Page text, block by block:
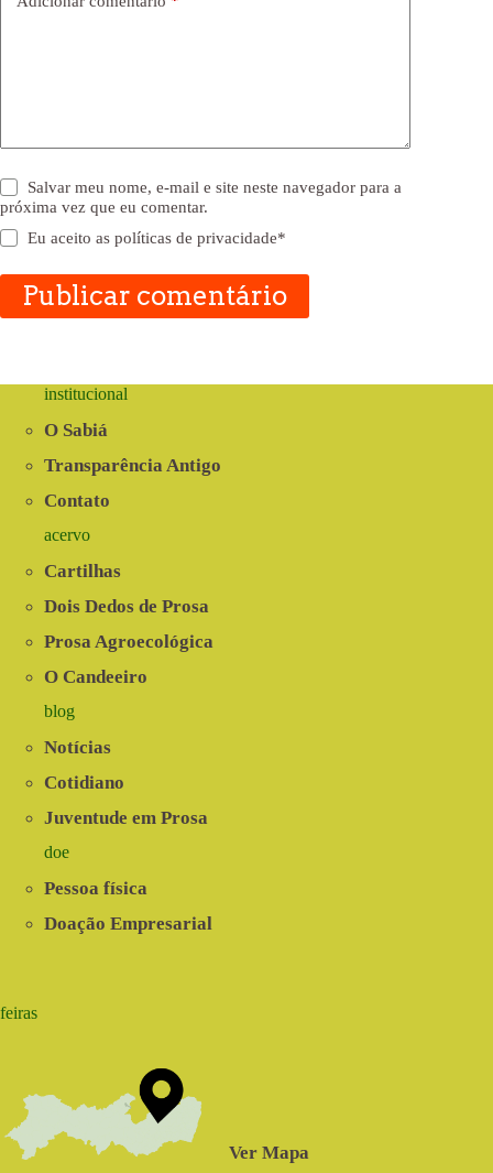
Salvar meu nome, e-mail e site neste navegador para a
próxima vez que eu comentar.
Eu aceito aspolíticas de privacidade*
Publicar comentário
institucional
O Sabiá
Transparência Antigo
Contato
acervo
Cartilhas
Dois Dedos de Prosa
Prosa Agroecológica
O Candeeiro
blog
Notícias
Cotidiano
Juventude em Prosa
doe
Pessoa física
Doação Empresarial
feiras
Ver Mapa